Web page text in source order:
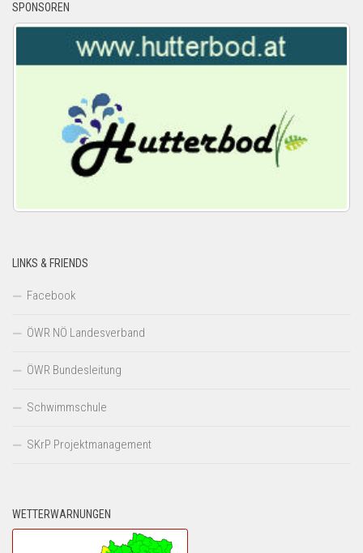
SPONSOREN
LINKS & FRIENDS
Facebook
ÖWR NÖ Landesverband
ÖWR Bundesleitung
Schwimmschule
SKrP Projektmanagement
WETTERWARNUNGEN